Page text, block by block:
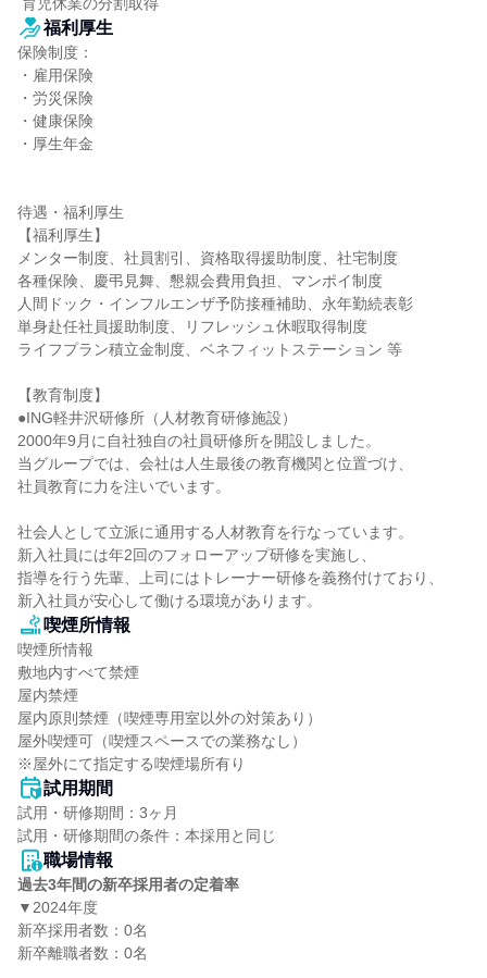
福利厚生
保険制度：
・雇用保険
・労災保険
・健康保険
・厚生年金
待遇・福利厚生
【福利厚生】
メンター制度、社員割引、資格取得援助制度、社宅制度
各種保険、慶弔見舞、懇親会費用負担、マンポイ制度
人間ドック・インフルエンザ予防接種補助、永年勤続表彰
単身赴任社員援助制度、リフレッシュ休暇取得制度
ライフプラン積立金制度、ベネフィットステーション 等
【教育制度】
●ING軽井沢研修所（人材教育研修施設）
2000年9月に自社独自の社員研修所を開設しました。
当グループでは、会社は人生最後の教育機関と位置づけ、
社員教育に力を注いでいます。
社会人として立派に通用する人材教育を行なっています。
新入社員には年2回のフォローアップ研修を実施し、
指導を行う先輩、上司にはトレーナー研修を義務付けており、
新入社員が安心して働ける環境があります。
喫煙所情報
喫煙所情報
敷地内すべて禁煙
屋内禁煙
屋内原則禁煙（喫煙専用室以外の対策あり）
屋外喫煙可（喫煙スペースでの業務なし）
※屋外にて指定する喫煙場所有り
試用期間
試用・研修期間：3ヶ月
職場情報
過去3年間の新卒採用者の定着率
▼2024年度
新卒採用者数：0名
新卒離職者数：0名